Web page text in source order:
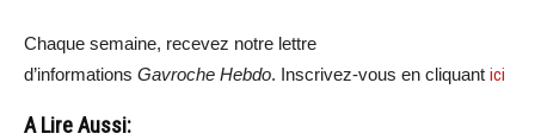
Chaque semaine, recevez notre lettre
d’informations Gavroche Hebdo. Inscrivez-vous en cliquant ici
A Lire Aussi: